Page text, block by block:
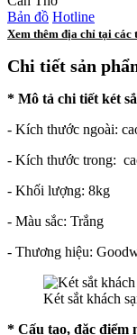
Bản đồ Hotline
Xem thêm địa chỉ tại các
Chi tiết sản
* Mô tả chi tiếtkét
- Kích thước ngoài:
- Kích thước trong:
- Khối lượng: 8kg
- Màu sắc: Trắng
- Th­ương hiệu:
Két sắt khách
* Cấu tạo, đặc điểm